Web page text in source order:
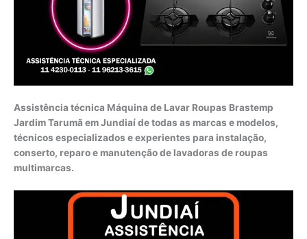
Assistência técnica Máquina de Lavar Roupas Brastemp
Jardim Tarumã em Jundiaí de todas as marcas e modelos,
técnicos especializados e experientes para instalação,
conserto, reparo e manutenção de lavadoras de roupas
multimarcas.